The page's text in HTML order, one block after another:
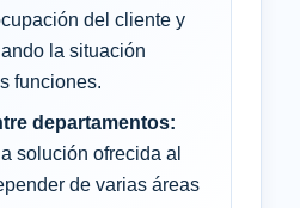
del cliente y
la situación
funciones.
departamentos:
solución ofrecida al
de varias áreas